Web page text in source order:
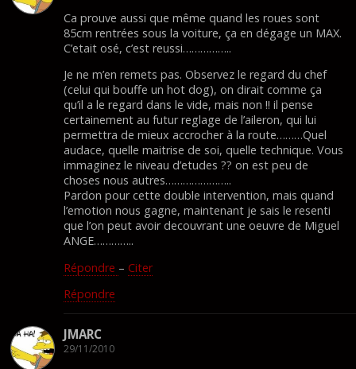
Ca prouve aussi que même quand les roues sont
85cm rentrées sous la voiture, ça en dégage un MAX.
C’etait osé, c’est reussi……………..
Je ne m’en remets pas. Observez le regard du chef
(celui qui bouffe un hot dog), on dirait comme ça
qu’il a le regard dans le vide, mais non !! il pense
certainement au futur reglage de l’aileron, qui lui
permettra de mieux accrocher à la route………Quel
audace, quelle maitrise de soi, quelle technique. Vous
immaginez le niveau d’etudes ?? on est peu de
choses nous autres…………………..
Pardon pour cette double intervention, mais quand
l’emotion nous gagne, maintenant je sais le resenti
que l’on peut avoir decouvrant une oeuvre de Miguel
ANGE…………..
Répondre – Citer
Répondre
JMARC
29/11/2010